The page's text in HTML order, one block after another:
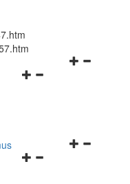
Navigationsmenü
Navigationsmenü